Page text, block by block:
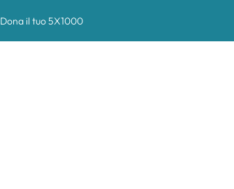
Dona il tuo 5X1000